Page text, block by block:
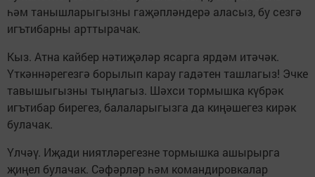
һәм танышларыгызны гаҗәпләндерә аласыз, бу сезгә
игътибарны арттырачак.
Кыз. Атна кайбер нәтиҗәләр ясарга ярдәм итәчәк.
Үткәннәрегезгә борылып карау гадәтен ташлагыз! Эчке
тавышыгызны тыңлагыз. Шәхси тормышка күбрәк
игътибар бирегез, балаларыгызга да киңәшегез кирәк
булачак.
Үлчәү. Иҗади ниятләрегезне тормышка ашырырга
җиңел булачак. Сәфәрләр һәм командировкалар